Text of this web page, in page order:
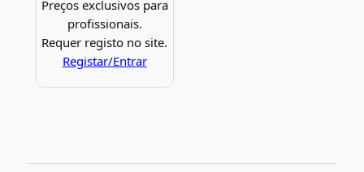
Preços exclusivos para
profissionais.
Requer registo no site.
Registar/Entrar